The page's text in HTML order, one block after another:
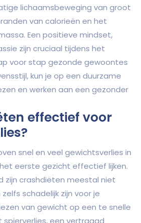
lichaamsbeweging van groot
van calorieën en het
Een positieve mindset,
zijn cruciaal tijdens het
voor stap gezonde gewoontes
kun je op een duurzame
en werken aan een gezonder
effectief voor
snel en veel gewichtsverlies in
eerste gezicht effectief lijken.
zijn crashdiëten meestal niet
schadelijk zijn voor je
van gewicht op een te snelle